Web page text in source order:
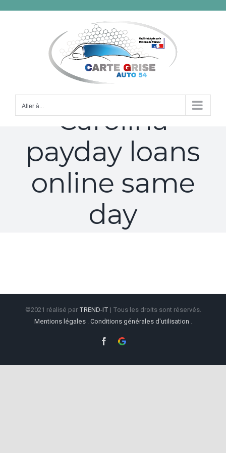
Aller à...
North
Carolina
payday loans
online same
day
©2021 réalisé par TREND-IT | Tous les droits sont réservés.
Mentions légales. Conditions générales d'utilisation .
Facebook
Google